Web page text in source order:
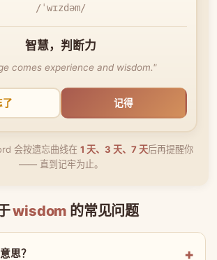
/ˈwɪzdəm/
智慧，判断力
comes experience and wisdom."
了 记得
会按遗忘曲线在 1 天、3 天、7 天后再提醒你
—— 直到记牢为止。
wisdom 的常见问题
思？